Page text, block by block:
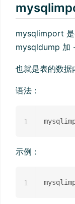
mysqlimport 是
mysqldump 加
也就是表的数据
语法：
1
示例：
1